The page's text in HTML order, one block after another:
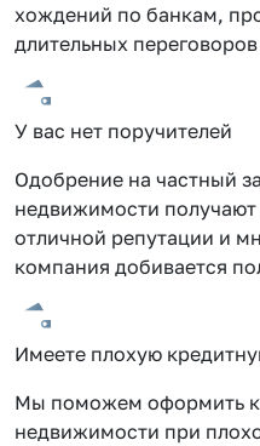
хождений по банкам,
длительных
У вас нет поручителей
Одобрение на частный
недвижимости получают
отличной репутации и
компания добивается
Имеете плохую
Мы поможем оформить
недвижимости при